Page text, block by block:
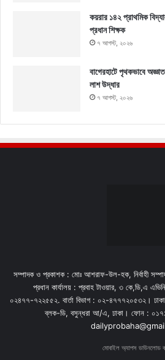
কয়রার ১৪২ প্রাথমিক
প্রধান শিক্ষক
৭ আগস্ট, ২০২৬
বাগেরহাটে পৃথকভাবে
লাশ উদ্ধার
৭ আগস্ট, ২০২৬
সম্পাদক ও প্রকাশক : মোঃ আশরাফ-উল-হক, নির্বাহী
প্রধান কার্যালয় : প্রবাহ টাওয়ার, ৩ কে,ডি,এ
০২৪৭৭-৭২২৫৫২. বার্তা বিভাগ : ০২-৪৭৭৭২০৫৩২।
ব্লক-ডি, বসুন্ধরা আ/এ, ঢাকা। ফোন :
মোবাইল অ্যাপস ডাউনলোড